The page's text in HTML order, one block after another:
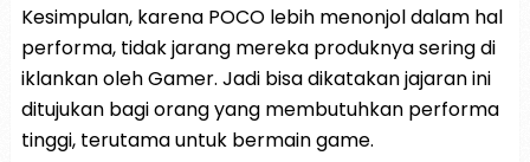
Kesimpulan, karena POCO lebih menonjol dalam hal
performa, tidak jarang mereka produknya sering di
iklankan oleh Gamer. Jadi bisa dikatakan jajaran ini
ditujukan bagi orang yang membutuhkan performa
tinggi, terutama untuk bermain game.